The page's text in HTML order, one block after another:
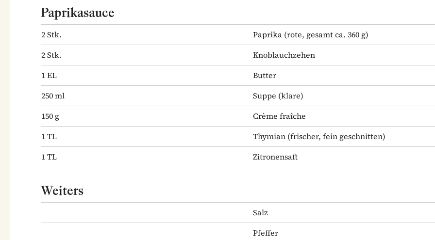
Paprikasauce
2Stk. Paprika (rote, gesamt ca. 360 g)
2Stk.
Knoblauchzehen
1EL
Butter
250ml Suppe (klare)
150 g
Crème fraîche
1TL Thymian (frischer, fein geschnitten)
1TL Zitronensaft
Weiters
Salz
Pfeffer